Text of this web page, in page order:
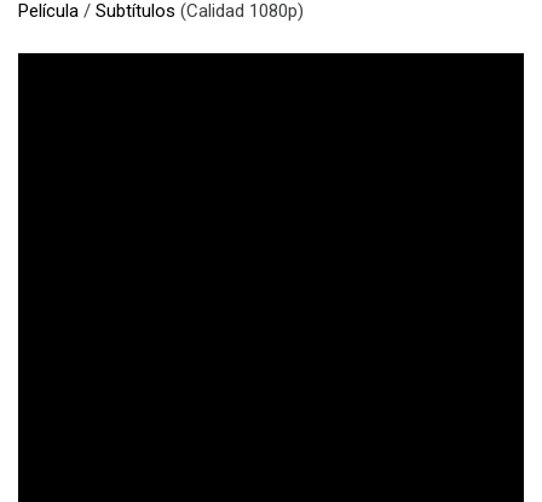
Película / Subtítulos (Calidad 1080p)